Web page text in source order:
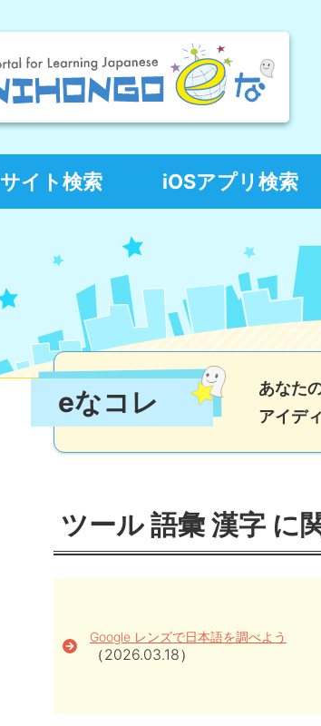
サイト検索 iOSアプリ検索
eなコレ
あなた
アイデ
ツール 語彙 漢字 に
Google レンズで日本語を調べよう
（2026.03.18）